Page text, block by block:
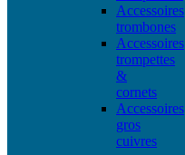
Accessoires
trombones
Accessoires
trompettes
&
cornets
Accessoires
gros
cuivres